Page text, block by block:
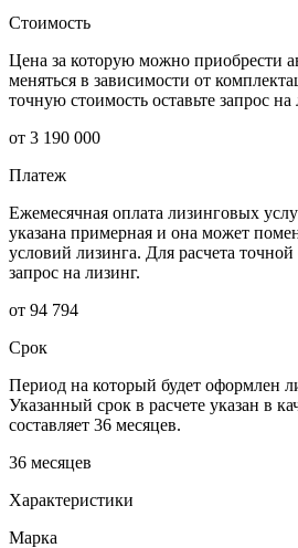
Стоимость
Цена за которую можно приобрести
меняться в зависимости от
точную стоимость оставьте запрос на
от 3 190 000
Платеж
Ежемесячная оплата лизинговых
указана примерная и она может
условий лизинга. Для расчета точной
запрос на лизинг.
от 94 794
Срок
Период на который будет оформлен
Указанный срок в расчете указан в
составляет 36 месяцев.
36 месяцев
Характеристики
Марка